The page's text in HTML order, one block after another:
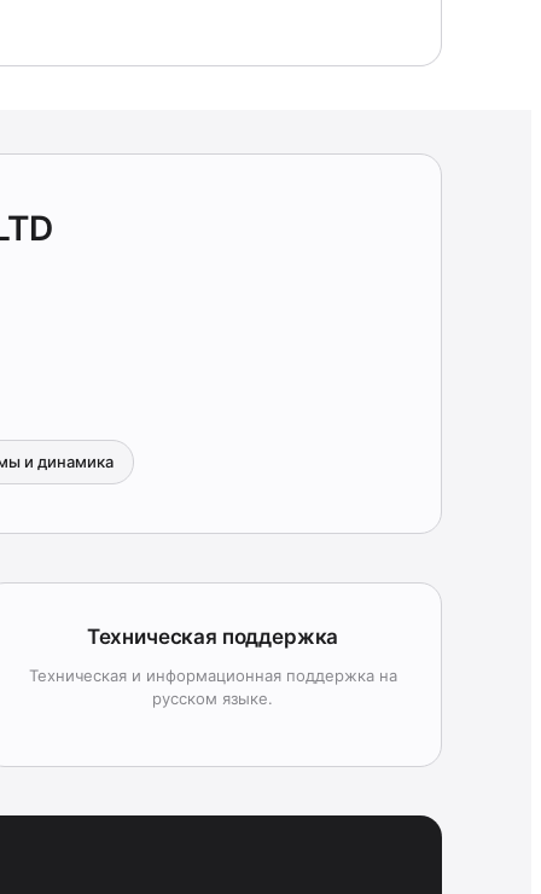
и динамика
Техническая поддержка
Техническая и информационная поддержка на
русском языке.